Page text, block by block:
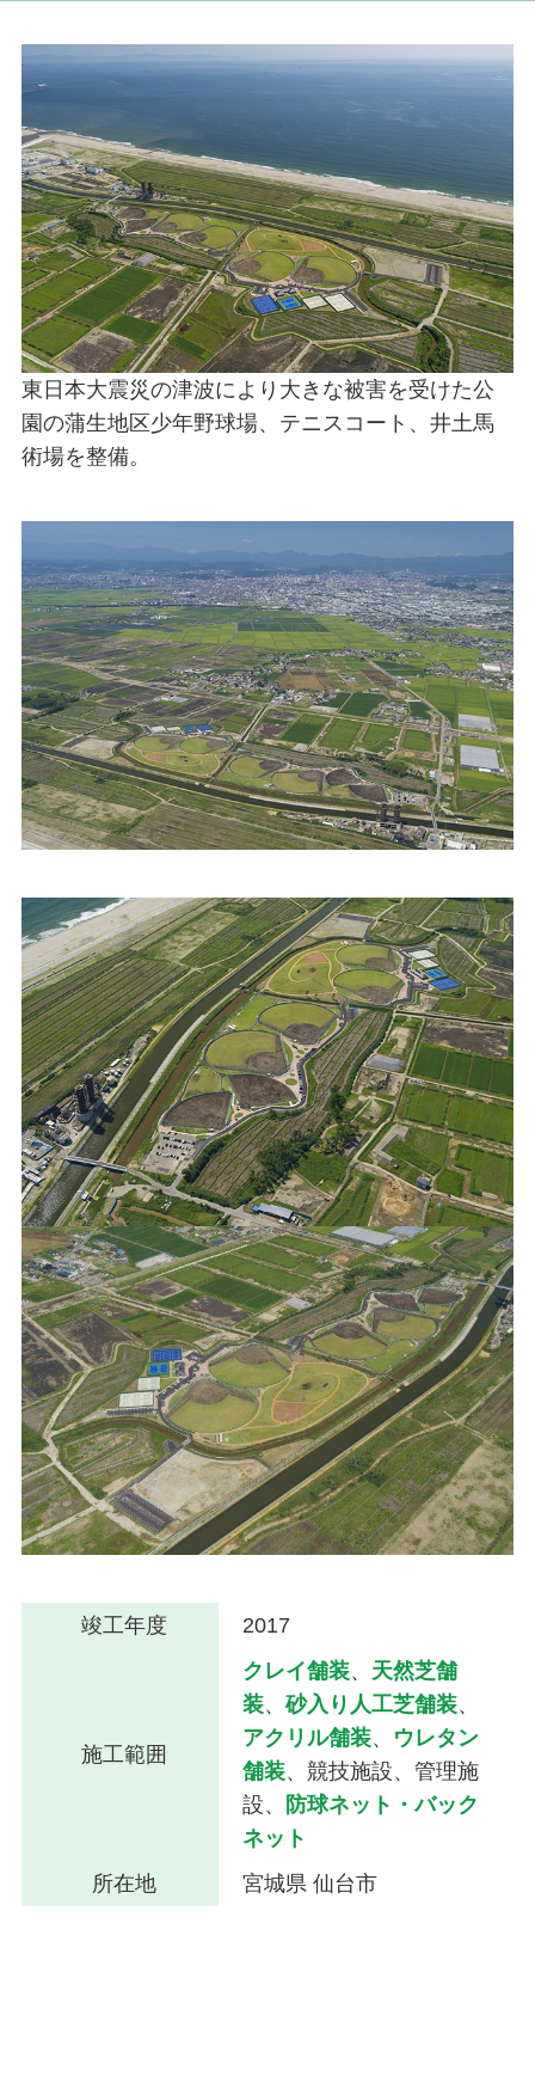
東日本大震災の津波により大きな被害を受けた公
園の蒲生地区少年野球場、テニスコート、井土馬
術場を整備。
竣工年度 2017
施工範囲
クレイ舗装、 天然芝舗
装、砂入り人工芝舗装、
アクリル舗装、
ウレタン
舗装、競技施設、管理施
設、
防球ネット・バック
ネット
所在地
宮城県 仙台市